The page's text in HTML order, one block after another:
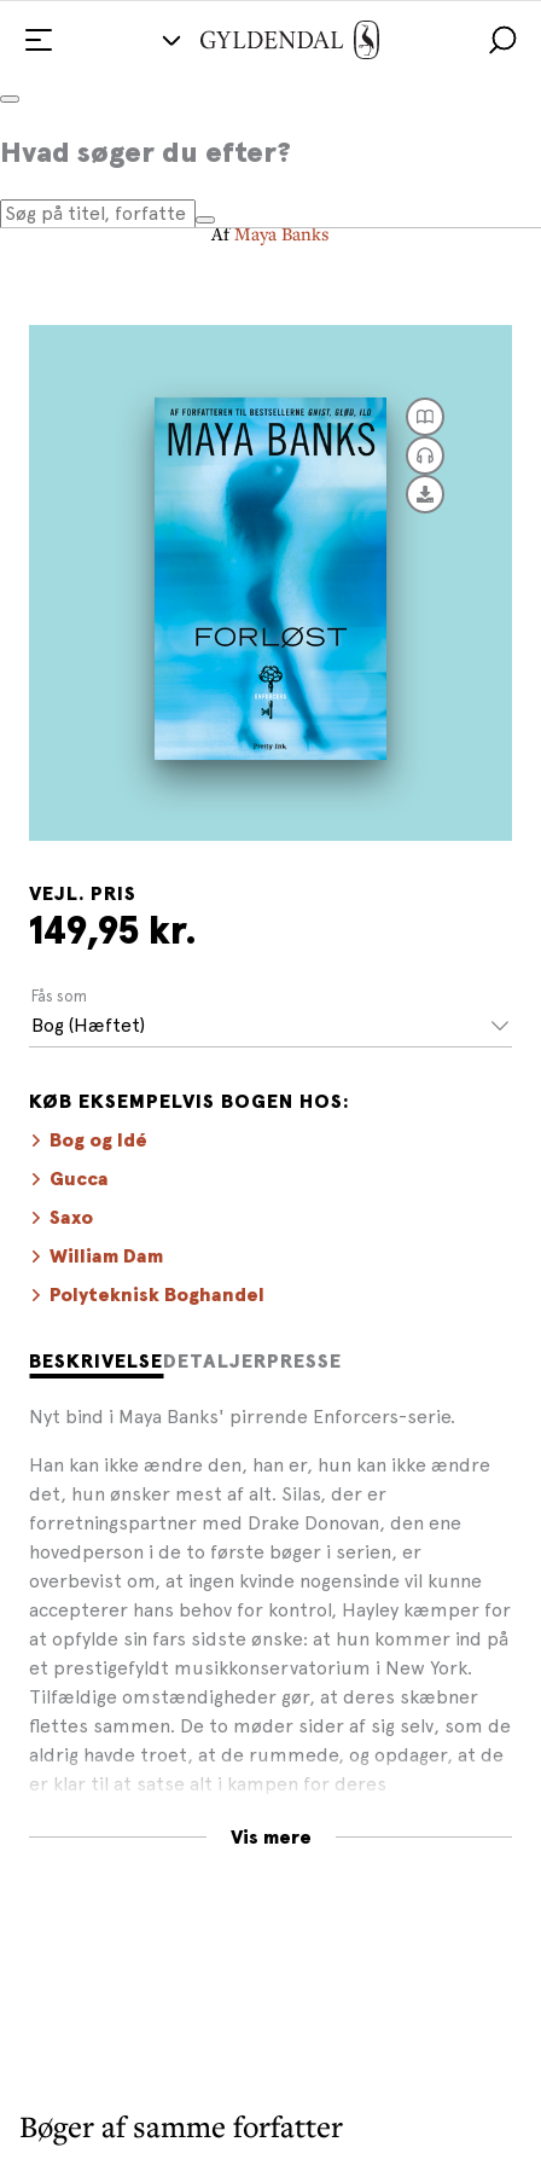
Hvad søger du efter?
Forløst
AfMaya Banks
BESKRIVELSE DETALJER PRESSE
Nyt bind i Maya Banks' pirrende Enforcers-serie.
Han kan ikke ændre den, han er, hun kan ikke ændre
det, hun ønsker mest af alt. Silas, der er
forretningspartner med Drake Donovan, den ene
hovedperson i de to første bøger i serien, er
overbevist om, at ingen kvinde nogensinde vil kunne
accepterer hans behov for kontrol, Hayley kæmper for
at opfylde sin fars sidste ønske: at hun kommer ind på
et prestigefyldt musikkonservatorium i New York.
Tilfældige omstændigheder gør, at deres skæbner
flettes sammen. De to møder sider af sig selv, som de
aldrig havde troet, at de rummede, og opdager, at de
er klar til at satse alt i kampen for deres
Vis mere
VEJL. PRIS
149,95 kr.
Fås som
Bog (Hæftet)
KØB EKSEMPELVIS BOGEN HOS:
Bog og Idé
Gucca
Saxo
William Dam
Polyteknisk Boghandel
Bøger af samme forfatter